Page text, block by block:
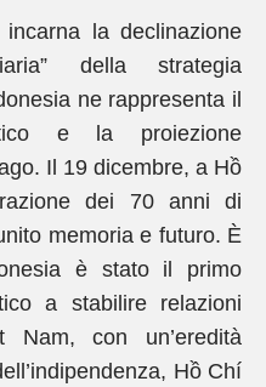
la declinazione
della strategia
ne rappresenta il
e la proiezione
Il 19 dicembre, a Hồ
dei 70 anni di
memoria e futuro. È
è stato il primo
a stabilire relazioni
con un’eredità
Hồ Chí